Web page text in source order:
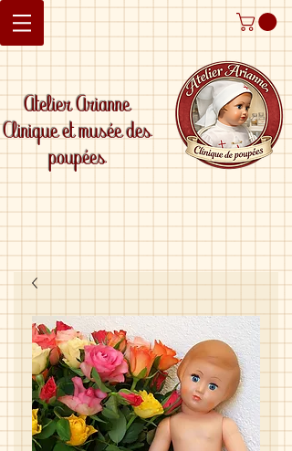
Atelier Arianne
Clinique et musée des
poupées